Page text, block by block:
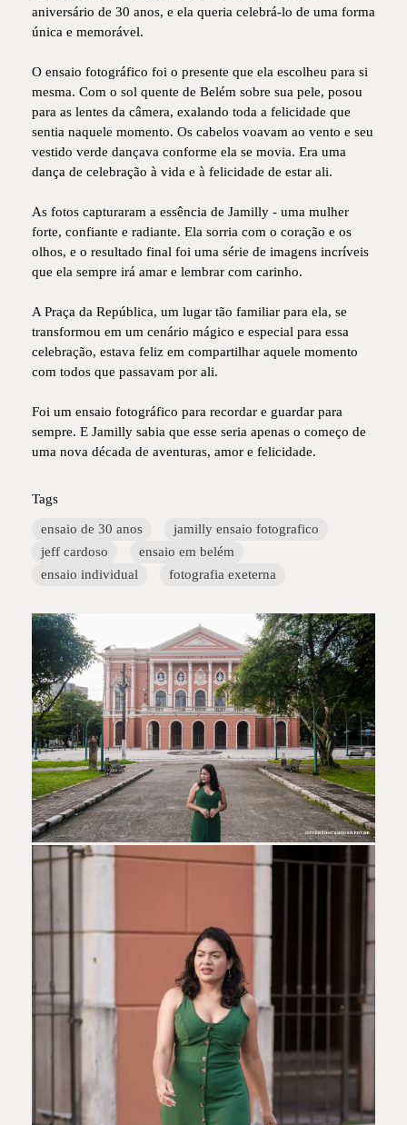
aniversário de 30 anos, e ela queria celebrá-lo de uma forma
única e memorável.
O ensaio fotográfico foi o presente que ela escolheu para si
mesma. Com o sol quente de Belém sobre sua pele, posou
para as lentes da câmera, exalando toda a felicidade que
sentia naquele momento. Os cabelos voavam ao vento e seu
vestido verde dançava conforme ela se movia. Era uma
dança de celebração à vida e à felicidade de estar ali.
As fotos capturaram a essência de Jamilly - uma mulher
forte, confiante e radiante. Ela sorria com o coração e os
olhos, e o resultado final foi uma série de imagens incríveis
que ela sempre irá amar e lembrar com carinho.
A Praça da República, um lugar tão familiar para ela, se
transformou em um cenário mágico e especial para essa
celebração, estava feliz em compartilhar aquele momento
com todos que passavam por ali.
Foi um ensaio fotográfico para recordar e guardar para
sempre. E Jamilly sabia que esse seria apenas o começo de
uma nova década de aventuras, amor e felicidade.
Tags
ensaio de 30 anos
jamilly ensaio fotografico
jeff cardoso
ensaio em belém
ensaio individual
fotografia exeterna